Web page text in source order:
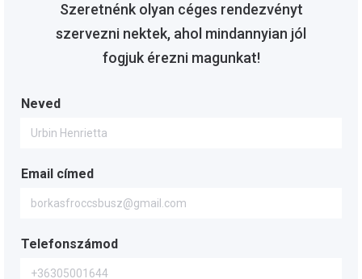
Szeretnénk olyan céges rendezvényt
szervezni nektek, ahol mindannyian jól
fogjuk érezni magunkat!
Neved
Email címed
Telefonszámod